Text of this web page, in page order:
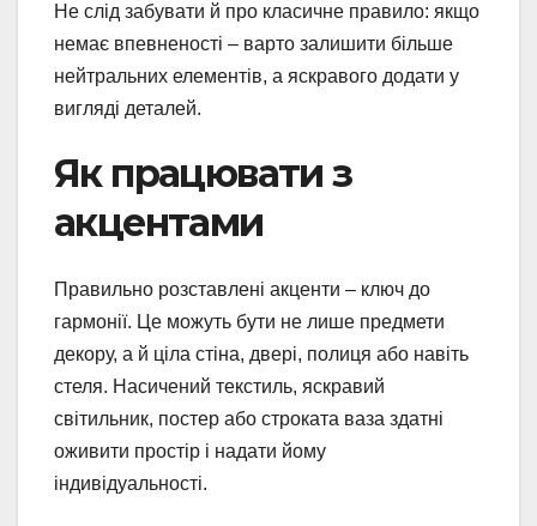
Не слід забувати й про класичне правило: якщо
немає впевненості – варто залишити більше
нейтральних елементів, а яскравого додати у
вигляді деталей.
Як працювати з
акцентами
Правильно розставлені акценти – ключ до
гармонії. Це можуть бути не лише предмети
декору, а й ціла стіна, двері, полиця або навіть
стеля. Насичений текстиль, яскравий
світильник, постер або строката ваза здатні
оживити простір і надати йому
індивідуальності.